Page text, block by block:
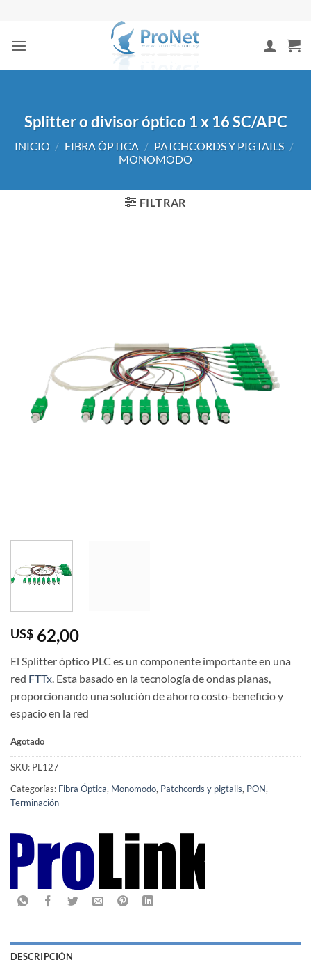
contenido
Splitter o divisor óptico 1 x 16 SC/APC
INICIO / FIBRA ÓPTICA / PATCHCORDS Y PIGTAILS /
MONOMODO
FILTRAR
US$ 62,00
El Splitter óptico PLC es un componente importante en una
red FTTx . Esta basado en la tecnología de ondas planas,
proporcionando una solución de ahorro costo-beneficio y
espacio en la red
Agotado
SKU: PL127
Categorías: Fibra Óptica, Monomodo, Patchcords y pigtails, PON,
Terminación
DESCRIPCIÓN